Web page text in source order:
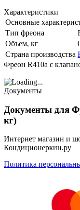
Характеристики
Основные
Тип фреона
Объем, кг
Страна производства
Фреон R410a с
Документы
Документы для
кг)
Интернет магазин и
Кондиционеркин.ру
Политика